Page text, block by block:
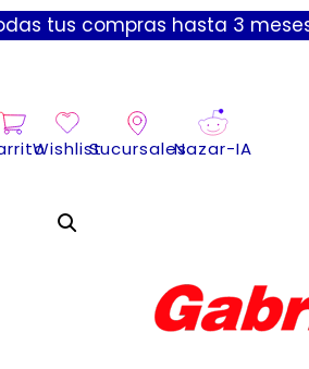
compras hasta 3 meses sin
WishlistSucursalesNazar-IA